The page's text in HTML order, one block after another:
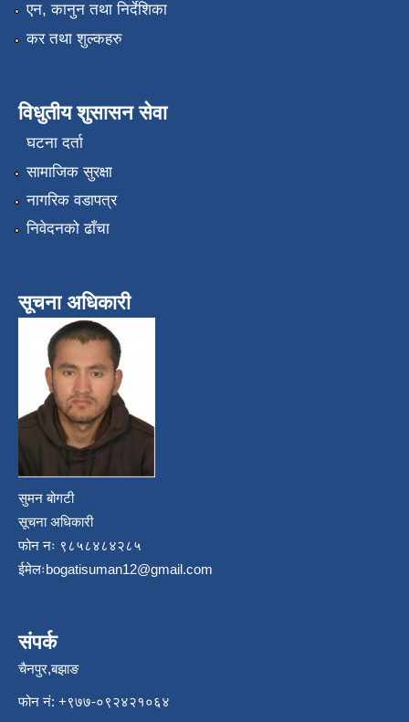
एन, कानुन तथा निर्देशिका
कर तथा शुल्कहरु
विधुतीय शुसासन सेवा
घटना दर्ता
सामाजिक सुरक्षा
नागरिक वडापत्र
निवेदनको ढाँचा
सूचना अधिकारी
सुमन बोगटी
सूचना अधिकारी
फोन नः ९८५८४८४२८५
ईमेलःbogatisuman12@gmail.com
संपर्क
चैनपुर,बझाङ
फोन नं: ‍‌+९७७-०९२४२१०६४